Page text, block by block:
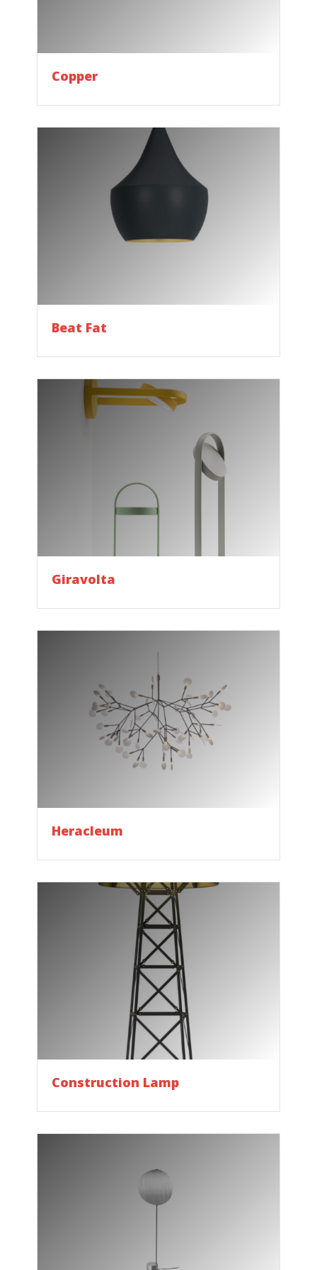
Copper
Beat Fat
Giravolta
Heracleum
Construction Lamp